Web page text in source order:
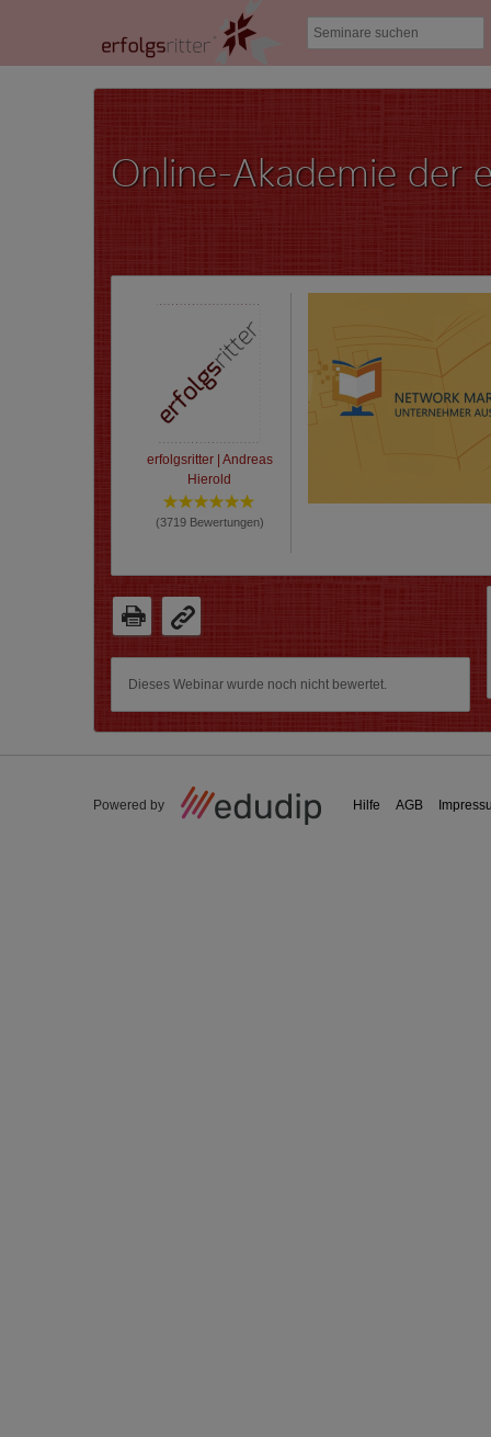
Online-Akademie der
erfolgsritter | Andreas
Hierold
(3719Bewertungen)
Dieses Webinar wurde noch nicht bewertet.
Powered by AGB
Hilfe